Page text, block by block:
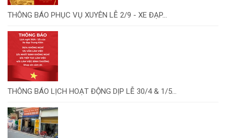
THÔNG BÁO PHỤC VỤ XUYÊN LỄ 2/9 - XE ĐẠP...
THÔNG BÁO LỊCH HOẠT ĐỘNG DỊP LỄ 30/4 & 1/5...